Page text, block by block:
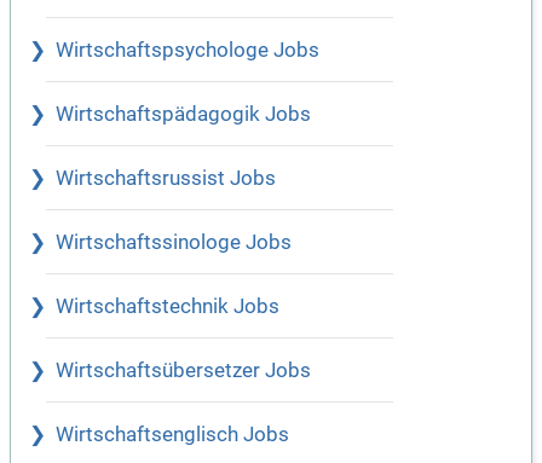
Wirtschaftspsychologe Jobs
Wirtschaftspädagogik Jobs
Wirtschaftsrussist Jobs
Wirtschaftssinologe Jobs
Wirtschaftstechnik Jobs
Wirtschaftsübersetzer Jobs
Wirtschaftsenglisch Jobs